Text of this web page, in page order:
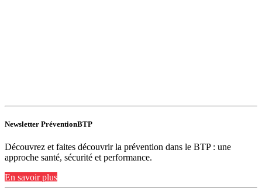
Newsletter PréventionBTP
Découvrez et faites découvrir la prévention dans le BTP : une
approche santé, sécurité et performance.
En savoir plus